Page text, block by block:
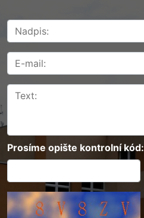
Prosíme opište kontrolní kód: